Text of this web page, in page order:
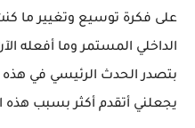
على فكرة توسيع وتغيير ما
الداخلي المستمر وما أفعله
بتصدر الحدث الرئيسي في هذه
يجعلني أتقدم أكثر بسبب هذه